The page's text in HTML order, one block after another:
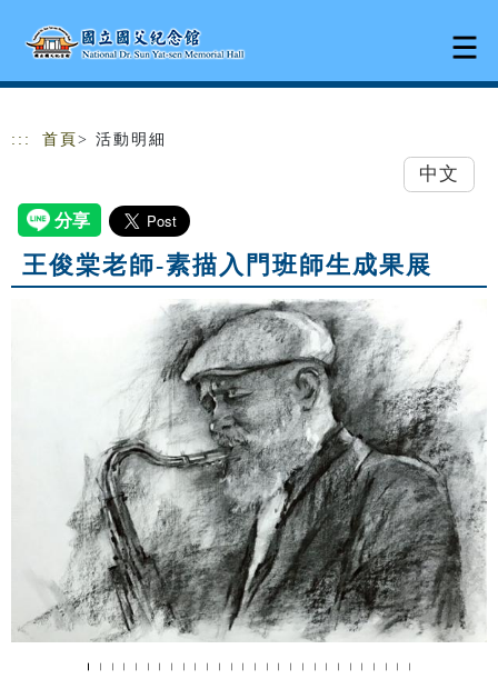
::: 首頁 > 活動明細
中文
王俊棠老師-素描入門班師生成果展